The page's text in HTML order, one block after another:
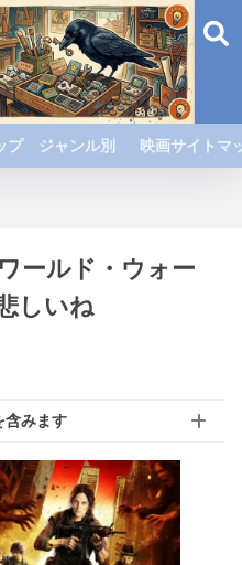
プ ジャンル別 映画サイト
ールド・ウォー
しいね
含みます